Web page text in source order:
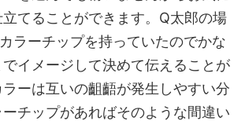
立てることができます。Q太郎の場
ラーチップを持っていたのでかな
でイメージして決めて伝えることが
ーは互いの齟齬が発生しやすい分
チップがあればそのような間違い